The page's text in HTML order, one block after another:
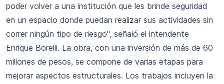
poder volver a una institución que les brinde seguridad
en un espacio donde puedan realizar sus actividades sin
correr ningún tipo de riesgo", señaló el intendente
Enrique Borelli. La obra, con una inversión de más de 60
millones de pesos, se compone de varias etapas para
mejorar aspectos estructurales. Los trabajos incluyen la